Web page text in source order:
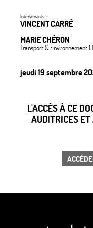
Intervenants :
VINCENT CARRÉ
MARIE CHÉRON
Transport & Environnement
jeudi 19 septembre
L'ACCÈS À CE
AUDITRICES